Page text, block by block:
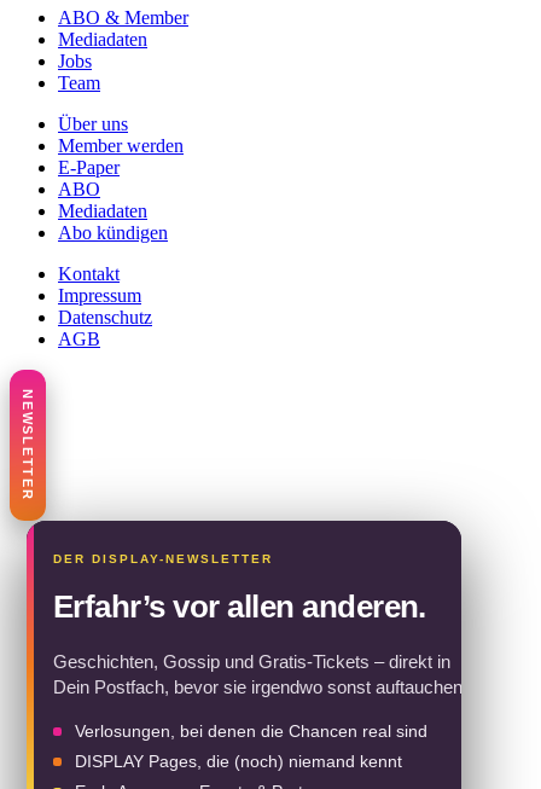
ABO & Member
Mediadaten
Jobs
Team
Über uns
Member werden
E-Paper
ABO
Mediadaten
Abo kündigen
Kontakt
Impressum
Datenschutz
AGB
Erfahr’s vor allen anderen.
Geschichten, Gossip und Gratis-Tickets – direkt in
Dein Postfach, bevor sie irgendwo sonst auftauchen.
Verlosungen, bei denen die Chancen real sind
DISPLAY Pages, die (noch) niemand kennt